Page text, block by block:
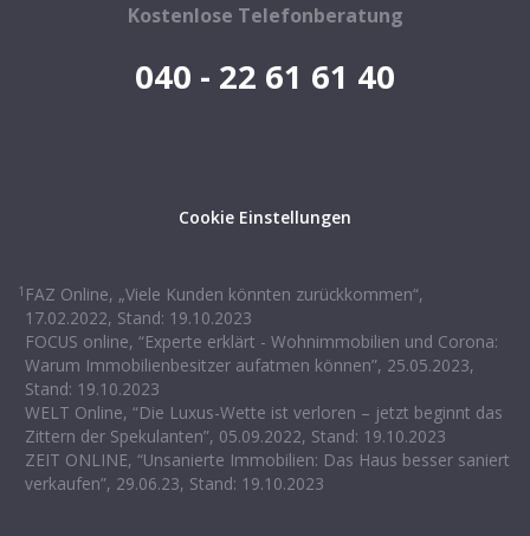
Kostenlose Telefonberatung
040 - 22 61 61 40
Cookie Einstellungen
1 FAZ Online, „Viele Kunden könnten zurückkommen“,
17.02.2022, Stand: 19.10.2023
FOCUS online, “Experte erklärt - Wohnimmobilien und Corona:
Warum Immobilienbesitzer aufatmen können”, 25.05.2023,
Stand: 19.10.2023
WELT Online, “Die Luxus-Wette ist verloren – jetzt beginnt das
Zittern der Spekulanten”, 05.09.2022, Stand: 19.10.2023
ZEIT ONLINE, “Unsanierte Immobilien: Das Haus besser saniert
verkaufen”, 29.06.23, Stand: 19.10.2023